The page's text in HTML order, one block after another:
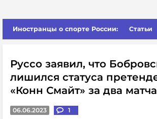
Иностранцы о спорте России: Статьи
Руссо заявил, что
лишился статуса
«Конн Смайт» за два матча
06.06.2023 1